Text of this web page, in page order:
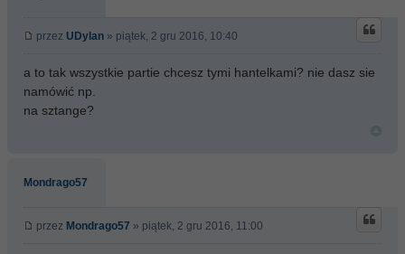
przez UDylan » piątek, 2 gru 2016, 10:40
a to tak wszystkie partie chcesz tymi hantelkami? nie dasz sie
namówić np.
na sztange?
Mondrago57
przez Mondrago57 » piątek, 2 gru 2016, 11:00